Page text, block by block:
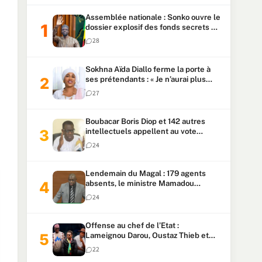
Assemblée nationale : Sonko ouvre le
dossier explosif des fonds secrets et
du patrimoine présidentiel
28
Sokhna Aïda Diallo ferme la porte à
ses prétendants : « Je n’aurai plus
jamais un autre mari »
27
Boubacar Boris Diop et 142 autres
intellectuels appellent au vote
urgent de la révision
constitutionnelle
24
Lendemain du Magal : 179 agents
absents, le ministre Mamadou
Lamine Dianté exige des explications
24
Offense au chef de l’Etat :
Lameignou Darou, Oustaz Thieb et
Ndiaye Touba lourdement
condamnés
22